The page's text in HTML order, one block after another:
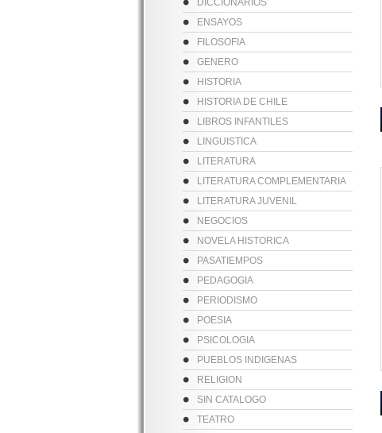
DICCIONARIOS
ENSAYOS
FILOSOFIA
GENERO
HISTORIA
HISTORIA DE CHILE
LIBROS INFANTILES
LINGUISTICA
LITERATURA
LITERATURA COMPLEMENTARIA
LITERATURA JUVENIL
NEGOCIOS
NOVELA HISTORICA
PASATIEMPOS
PEDAGOGIA
PERIODISMO
POESIA
PSICOLOGIA
PUEBLOS INDIGENAS
RELIGION
SIN CATALOGO
TEATRO